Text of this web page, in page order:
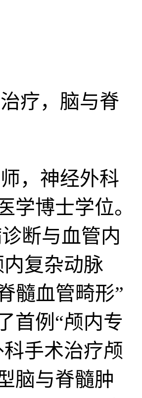
疗，脑与脊
，神经外科
学博士学位。
断与血管内
复杂动脉
髓血管畸形”
首例“颅内专
手术治疗颅
脑与脊髓肿